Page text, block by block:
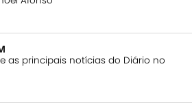
as principais notícias do Diário no